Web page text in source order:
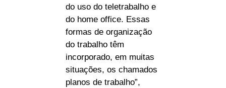
do uso do teletrabalho e
do home office. Essas
formas de organização
do trabalho têm
incorporado, em muitas
situações, os chamados
planos de trabalho”,